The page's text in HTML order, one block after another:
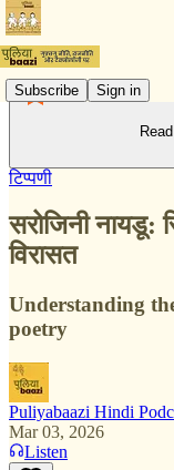
Subscribe Sign in
टिप्पणी
सरोजिनी नायडू:
विरासत
Understanding
poetry
Puliyabaazi Hindi
Mar 03, 2026
Listen